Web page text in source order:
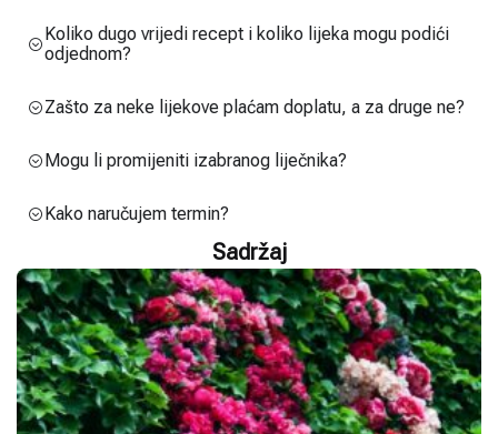
Koliko dugo vrijedi recept i koliko lijeka mogu podići
odjednom?
Zašto za neke lijekove plaćam doplatu, a za druge ne?
Mogu li promijeniti izabranog liječnika?
Kako naručujem termin?
Sadržaj